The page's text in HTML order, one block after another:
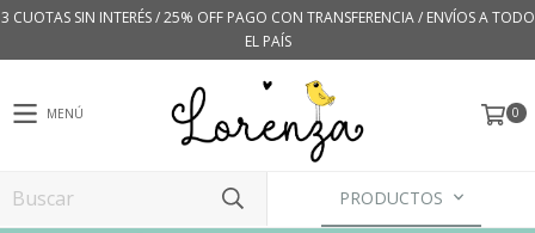
3 CUOTAS SIN INTERÉS / 25% OFF PAGO CON TRANSFERENCIA / ENVÍOS A TODO
EL PAÍS
MENÚ 0
PRODUCTOS